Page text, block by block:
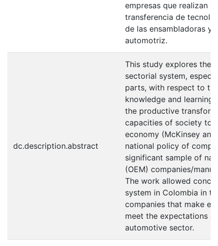
empresas que realizan
transferencia de
de las ensambladoras y
automotriz.
dc.description.abstract
This study explores the
sectorial system,
parts, with respect to
knowledge and
the productive
capacities of society to
economy (McKinsey
national policy of
significant sample of
(OEM) companies/
The work allowed
system in Colombia in
companies that make
meet the expectations
automotive sector.